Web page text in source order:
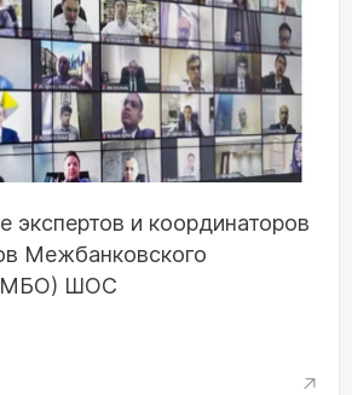
экспертов и координаторов
Межбанковского
(МБО) ШОС